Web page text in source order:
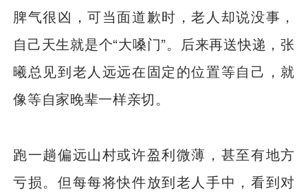
脾气很凶，可当面道歉时，老人却说没事，
自己天生就是个“大嗓门”。后来再送快递，张
曦总见到老人远远在固定的位置等自己，就
像等自家晚辈一样亲切。
跑一趟偏远山村或许盈利微薄，甚至有地方
亏损。但每每将快件放到老人手中，看到对